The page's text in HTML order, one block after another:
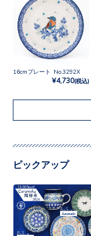
16cmプレート No.3292X
¥4,730(税込)
ピックアップ